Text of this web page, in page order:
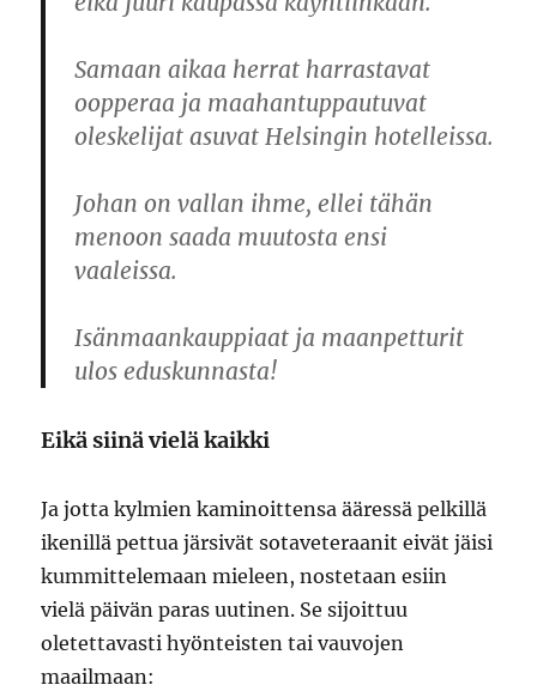
Samaan aikaa herrat harrastavat
oopperaa ja maahantuppautuvat
oleskelijat asuvat Helsingin hotelleissa.
Johan on vallan ihme, ellei tähän
menoon saada muutosta ensi
vaaleissa.
Isänmaankauppiaat ja maanpetturit
ulos eduskunnasta!
Eikä siinä vielä kaikki
Ja jotta kylmien kaminoittensa ääressä pelkillä
ikenillä pettua järsivät sotaveteraanit eivät jäisi
kummittelemaan mieleen, nostetaan esiin
vielä päivän paras uutinen. Se sijoittuu
oletettavasti hyönteisten tai vauvojen
maailmaan: